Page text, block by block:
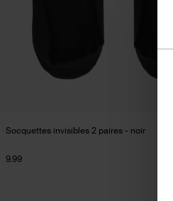
Socquettes invisibles 2 paires - noir
9.99